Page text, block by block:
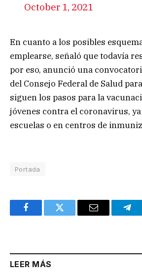
October 1, 2021
En cuanto a los posibles
emplearse, señaló que todavía
por eso, anunció una
del Consejo Federal de Salud
siguen los pasos para la
jóvenes contra el coronavirus, ya
escuelas o en centros de
Portada
FacebookTwitter Email
LEER MÁS